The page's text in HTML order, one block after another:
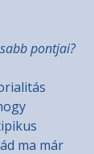
pontjai?
ma már